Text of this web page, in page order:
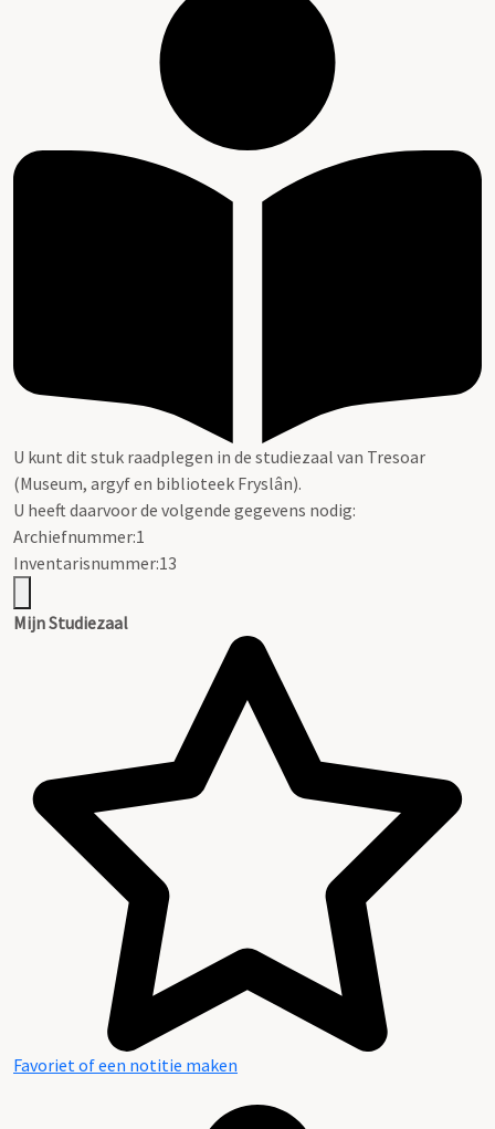
U kunt dit stuk raadplegen in de studiezaal van Tresoar
(Museum, argyf en biblioteek Fryslân).
U heeft daarvoor de volgende gegevens nodig:
Archiefnummer:1
Inventarisnummer:13
Mijn Studiezaal
Favoriet of een notitie maken